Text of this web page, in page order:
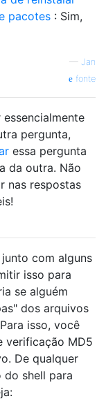
pacotes : Sim,
— Jan
fonte
pergunta,
essa pergunta
da outra. Não
nas respostas
com alguns
isso para
se alguém
dos arquivos
isso, você
verificação MD5
De qualquer
shell para